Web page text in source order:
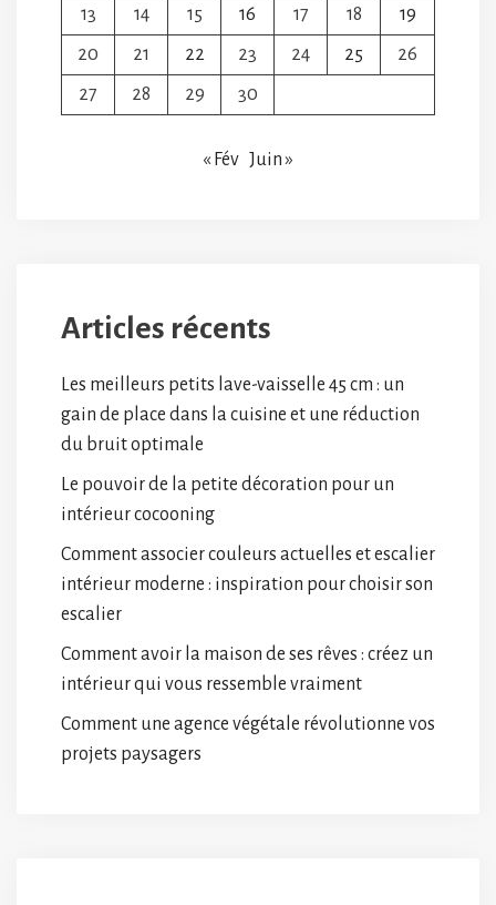
13
14 15 16 17 18
19
20
21 22 23 24 25
26
27
28 29 30
« Fév Juin »
Articles récents
Les meilleurs petits lave-vaisselle 45 cm : un
gain de place dans la cuisine et une réduction
du bruit optimale
Le pouvoir de la petite décoration pour un
intérieur cocooning
Comment associer couleurs actuelles et escalier
intérieur moderne : inspiration pour choisir son
escalier
Comment avoir la maison de ses rêves : créez un
intérieur qui vous ressemble vraiment
Comment une agence végétale révolutionne vos
projets paysagers